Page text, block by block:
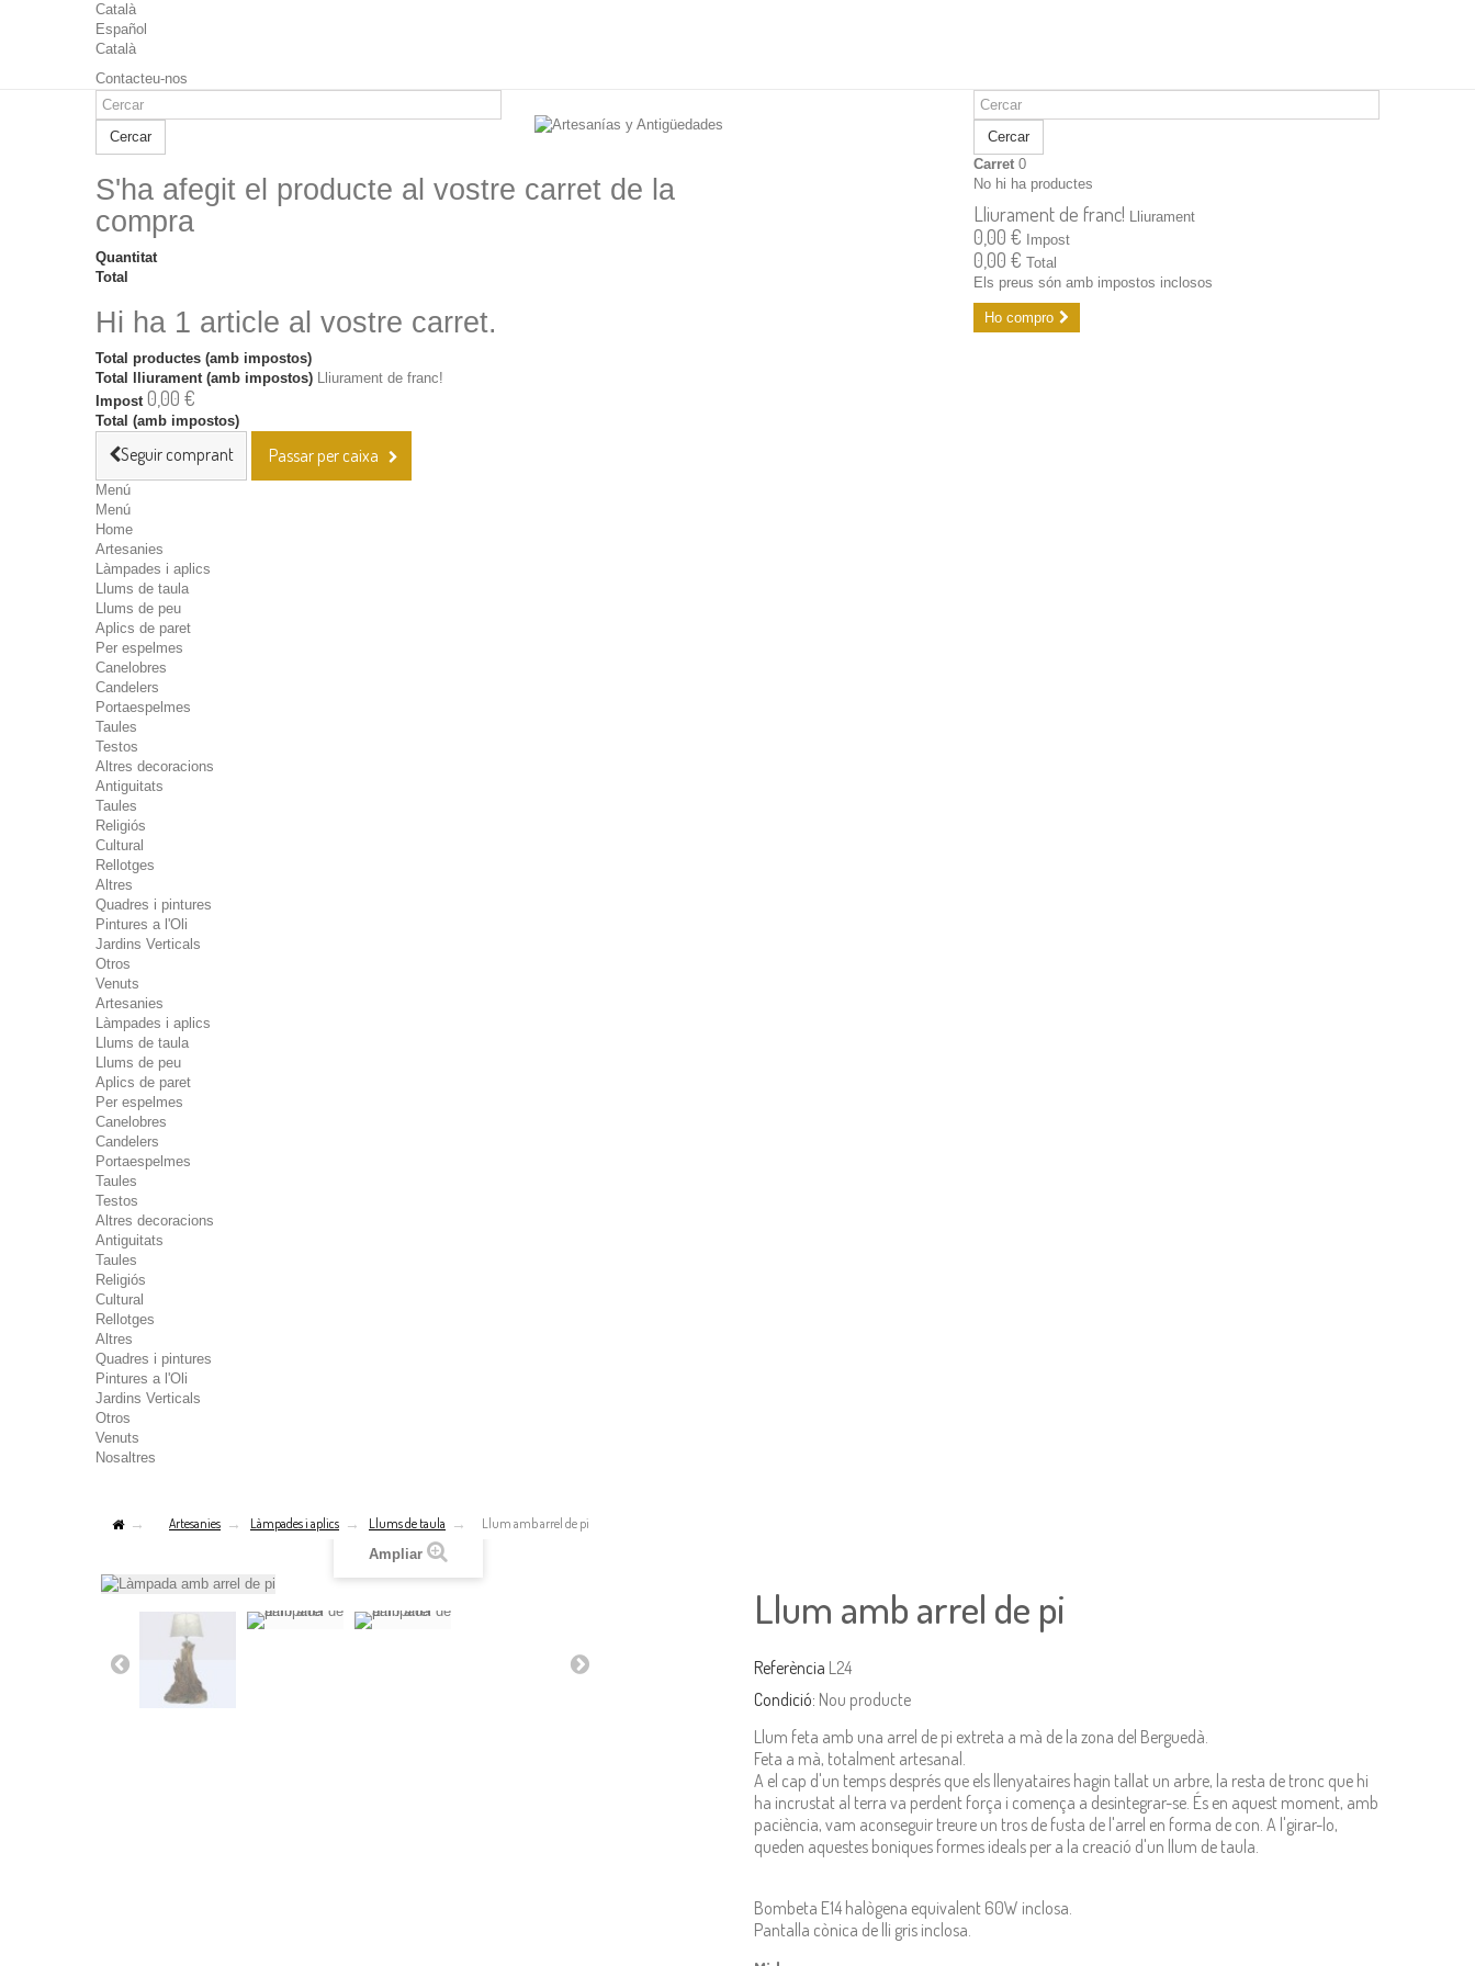
Català
Español
Català
Contacteu-nos
Cercar
Cercar
Carret 0
No hi ha productes
Lliurament de franc! Lliurament
0,00 € Impost
0,00 € Total
Els preus són amb impostos inclosos
Ho compro
S'ha afegit el producte al vostre carret de la
compra
Quantitat
Total
Hi ha 1 article al vostre carret.
Total productes (amb impostos)
Total lliurament (amb impostos) Lliurament de franc!
Impost 0,00 €
Total (amb impostos)
Seguir comprant Passar per caixa
Menú
Menú
Home
Artesanies
Làmpades i aplics
Llums de taula
Llums de peu
Aplics de paret
Per espelmes
Canelobres
Candelers
Portaespelmes
Taules
Testos
Altres decoracions
Antiguitats
Taules
Religiós
Cultural
Rellotges
Altres
Quadres i pintures
Pintures a l'Oli
Jardins Verticals
Otros
Venuts
Artesanies
Làmpades i aplics
Llums de taula
Llums de peu
Aplics de paret
Per espelmes
Canelobres
Candelers
Portaespelmes
Taules
Testos
Altres decoracions
Antiguitats
Taules
Religiós
Cultural
Rellotges
Altres
Quadres i pintures
Pintures a l'Oli
Jardins Verticals
Otros
Venuts
Nosaltres
Artesanies Làmpades i aplics Llums de taula
Llum amb arrel de pi
Ampliar
Llum amb arrel de pi
Referència L24
Condició: Nou producte
Llum feta amb una arrel de pi extreta a mà de la zona del Berguedà.
Feta a mà, totalment artesanal.
A el cap d'un temps després que els llenyataires hagin tallat un arbre, la resta de tronc que hi
ha incrustat al terra va perdent força i comença a desintegrar-se. És en aquest moment, amb
paciència, vam aconseguir treure un tros de fusta de l'arrel en forma de con. A l'girar-lo,
queden aquestes boniques formes ideals per a la creació d'un llum de taula.
Bombeta E14 halògena equivalent 60W inclosa.
Pantalla cònica de lli gris inclosa.